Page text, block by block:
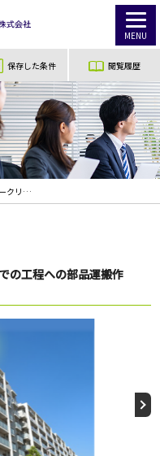
MENU
保存した条件 閲覧履歴
【神奈川県、川崎市】フォークリフトでの工程への部品運搬作業/yoko210908
の工程への部品運搬作